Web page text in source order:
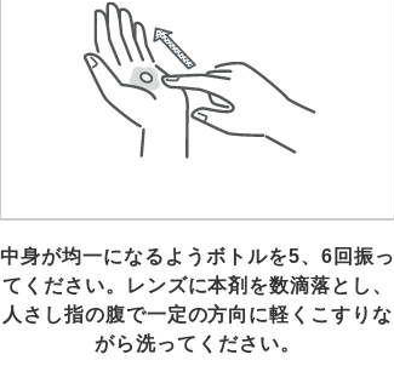
中身が均一になるようボトルを5、6回振っ
てください。レンズに本剤を数滴落とし、
人さし指の腹で一定の方向に軽くこすりな
がら洗ってください。